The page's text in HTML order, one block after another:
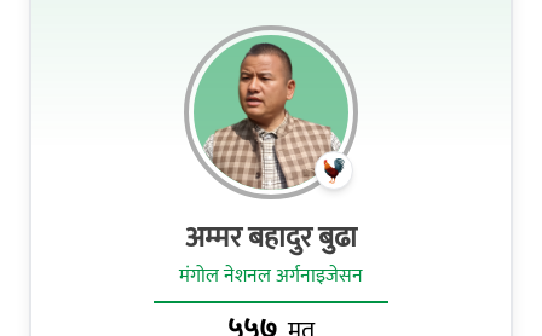
अम्मर बहादुर बुढा
मंगोल नेशनल अर्गनाइजेसन